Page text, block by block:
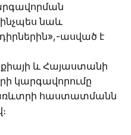
նաև
ասված է
և Հայաստանի
կարգավորումը
առևտրի հաստատմանն